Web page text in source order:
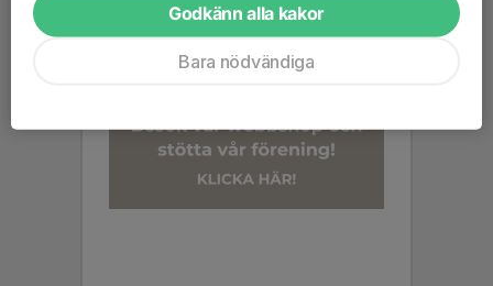
Godkänn alla kakor
Bara nödvändiga